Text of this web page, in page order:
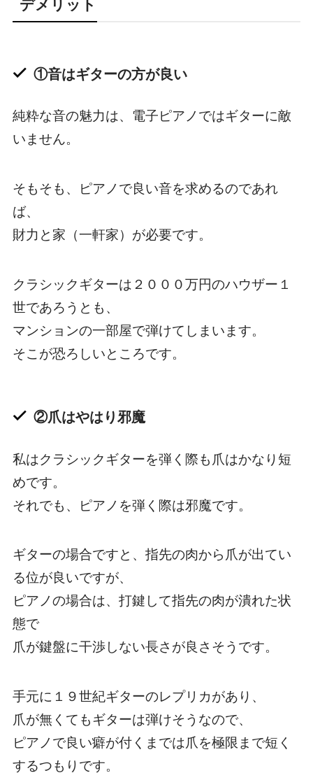
デメリット
①音はギターの方が良い
純粋な音の魅力は、電子ピアノではギターに敵
いません。
そもそも、ピアノで良い音を求めるのであれ
ば、
財力と家（一軒家）が必要です。
クラシックギターは２０００万円のハウザー１
世であろうとも、
マンションの一部屋で弾けてしまいます。
そこが恐ろしいところです。
②爪はやはり邪魔
私はクラシックギターを弾く際も爪はかなり短
めです。
それでも、ピアノを弾く際は邪魔です。
ギターの場合ですと、指先の肉から爪が出てい
る位が良いですが、
ピアノの場合は、打鍵して指先の肉が潰れた状
態で
爪が鍵盤に干渉しない長さが良さそうです。
手元に１９世紀ギターのレプリカがあり、
爪が無くてもギターは弾けそうなので、
ピアノで良い癖が付くまでは爪を極限まで短く
するつもりです。